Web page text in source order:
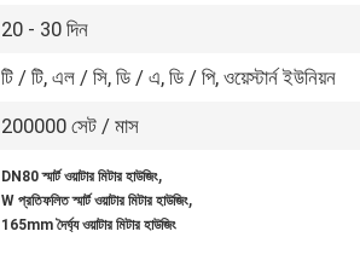
20 - 30 দিন
টি / টি, এল / সি, ডি / এ, ডি / পি, ওয়েস্টার্ন ইউনিয়ন
200000 সেট / মাস
DN80 স্মার্ট ওয়াটার মিটার হাউজিং,
W প্রতিফলিত স্মার্ট ওয়াটার মিটার হাউজিং,
165mm দৈর্ঘ্য ওয়াটার মিটার হাউজিং